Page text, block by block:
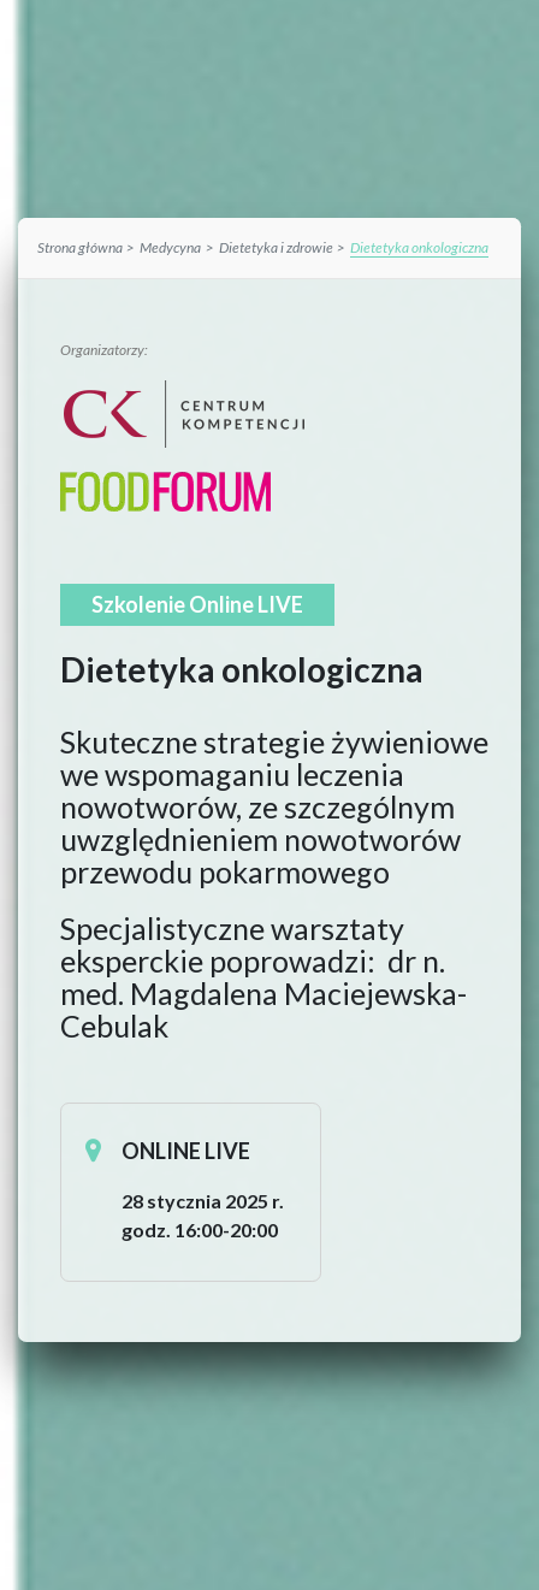
Strona główna Medycyna Dietetyka i zdrowie Dietetyka onkologiczna
Organizatorzy:
Szkolenie Online LIVE
Dietetyka onkologiczna
Skuteczne strategie żywieniowe
we wspomaganiu leczenia
nowotworów, ze szczególnym
uwzględnieniem nowotworów
przewodu pokarmowego
Specjalistyczne warsztaty
eksperckie poprowadzi: dr n.
med. Magdalena Maciejewska-
Cebulak
ONLINE LIVE
28 stycznia 2025 r.
godz. 16:00-20:00